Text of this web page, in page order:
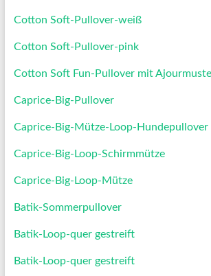
Cotton Soft-Pullover-weiß
Cotton Soft-Pullover-pink
Cotton Soft Fun-Pullover mit
Caprice-Big-Pullover
Caprice-Big-Mütze-Loop-Hundepullover
Caprice-Big-Loop-Schirmmütze
Caprice-Big-Loop-Mütze
Batik-Sommerpullover
Batik-Loop-quer gestreift
Batik-Loop-quer gestreift